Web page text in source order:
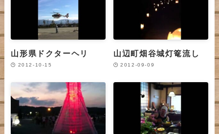
山形県ドクターヘリ
2012-10-15
山辺町畑谷城灯篭流し
2012-09-09